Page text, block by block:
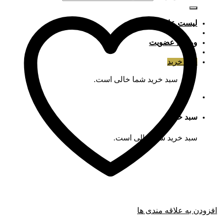
لیست علایق
ورود / عضویت
سبد خرید
سبد خرید شما خالی است.
سبد خرید
سبد خرید شما خالی است.
افزودن به علاقه مندی ها